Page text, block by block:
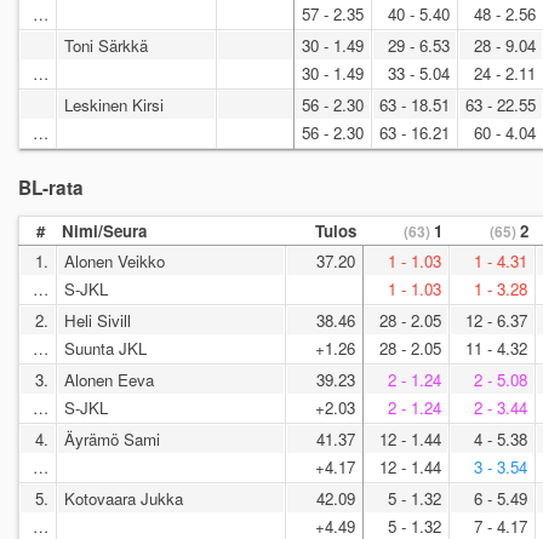
…
57 - 2.35
40 - 5.40
48 - 2.56
…
Toni Särkkä
30 - 1.49
30 - 1.49
29 - 6.53
33 - 5.04
28 - 9.04
24 - 2.11
…
Leskinen Kirsi
56 - 2.30
56 - 2.30
63 - 18.51
63 - 16.21
63 - 22.55
60 - 4.04
BL-rata
# Nimi/Seura Tulos (63) 1 (65)2
1.
…
Alonen Veikko
S-JKL
37.20
1 - 1.03
1 - 1.03
1 - 4.31
1 - 3.28
2.
…
Heli Sivill
Suunta JKL
38.46
+1.26
28 - 2.05
28 - 2.05
12 - 6.37
11 - 4.32
3.
…
Alonen Eeva
S-JKL
39.23
+2.03
2 - 1.24
2 - 1.24
2 - 5.08
2 - 3.44
4.
…
Äyrämö Sami
41.37
+4.17
12 - 1.44
12 - 1.44
4 - 5.38
3 - 3.54
5.
…
Kotovaara Jukka
42.09
+4.49
5 - 1.32
5 - 1.32
6 - 5.49
7 - 4.17